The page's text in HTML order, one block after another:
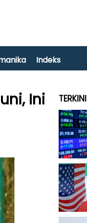
Indeks
Ini
TERKINI